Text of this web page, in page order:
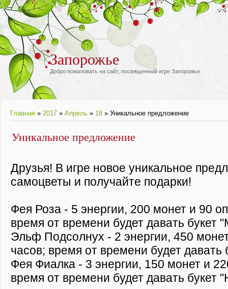
Запорожье
Добро пожаловать на сайт, посвященный игре Запорожье
Главная » 2017 » Апрель » 18 » Уникальное предложение
Уникальное предложение
Друзья! В игре новое уникальное
самоцветы и получайте подарки!
Фея Роза - 5 энергии, 200 монет и 90
время от времени будет давать букет
Эльф Подсолнух - 2 энергии, 450
часов; время от времени будет давать
Фея Фиалка - 3 энергии, 150 монет и
время от времени будет давать букет